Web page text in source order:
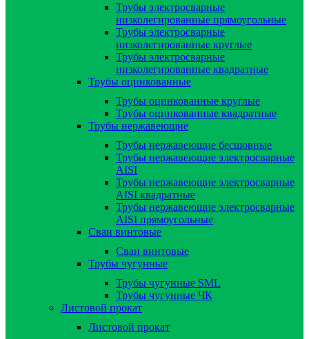
Трубы электросварные
низколегированные прямоугольные
Трубы электросварные
низколегированные круглые
Трубы электросварные
низколегированные квадратные
Трубы оцинкованные
Трубы оцинкованные круглые
Трубы оцинкованные квадратные
Трубы нержавеющие
Трубы нержавеющие бесшовные
Трубы нержавеющие электросварные
AISI
Трубы нержавеющие электросварные
AISI квадратные
Трубы нержавеющие электросварные
AISI прямоугольные
Сваи винтовые
Сваи винтовые
Трубы чугунные
Трубы чугунные SML
Трубы чугунные ЧК
Листовой прокат
Листовой прокат